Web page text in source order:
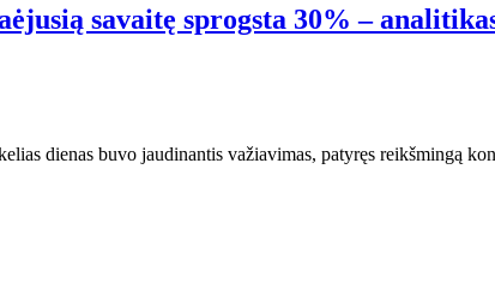
savaitę sprogsta 30% –
dienas buvo jaudinantis važiavimas, patyręs